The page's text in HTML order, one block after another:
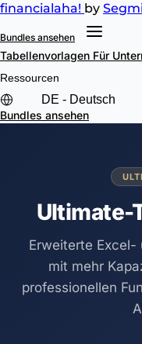
financialaha! by
Bundles ansehen
Tabellenvorlagen Für
Ressourcen
Bundles ansehen
Ultimate-
Erweiterte Excel-
mit mehr
professionellen